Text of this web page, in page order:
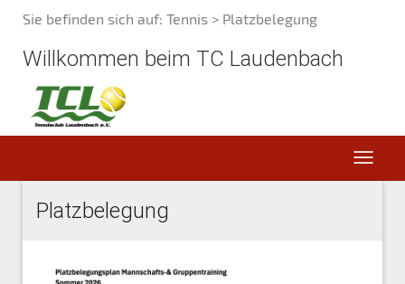
Sie befinden sich auf: Tennis > Platzbelegung
Willkommen beim TC Laudenbach
Platzbelegung